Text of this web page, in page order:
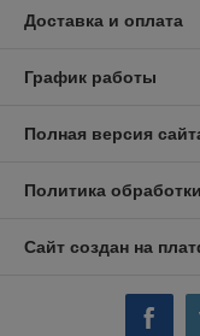
Доставка и оплата
График работы
Полная версия
Политика
Сайт создан на